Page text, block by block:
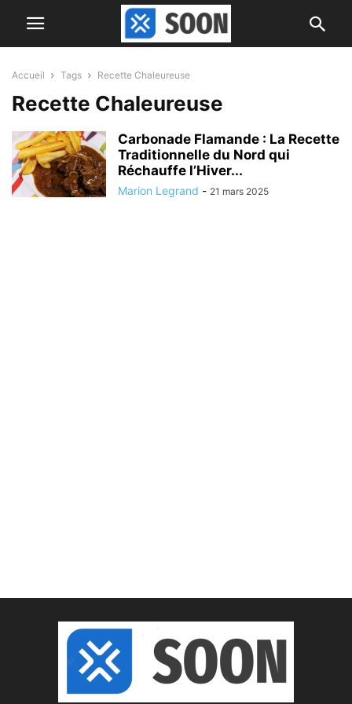
Accueil Tags Recette Chaleureuse
Recette Chaleureuse
Carbonade Flamande : La Recette
Traditionnelle du Nord qui
Réchauffe l’Hiver...
Marion Legrand - 21 mars 2025